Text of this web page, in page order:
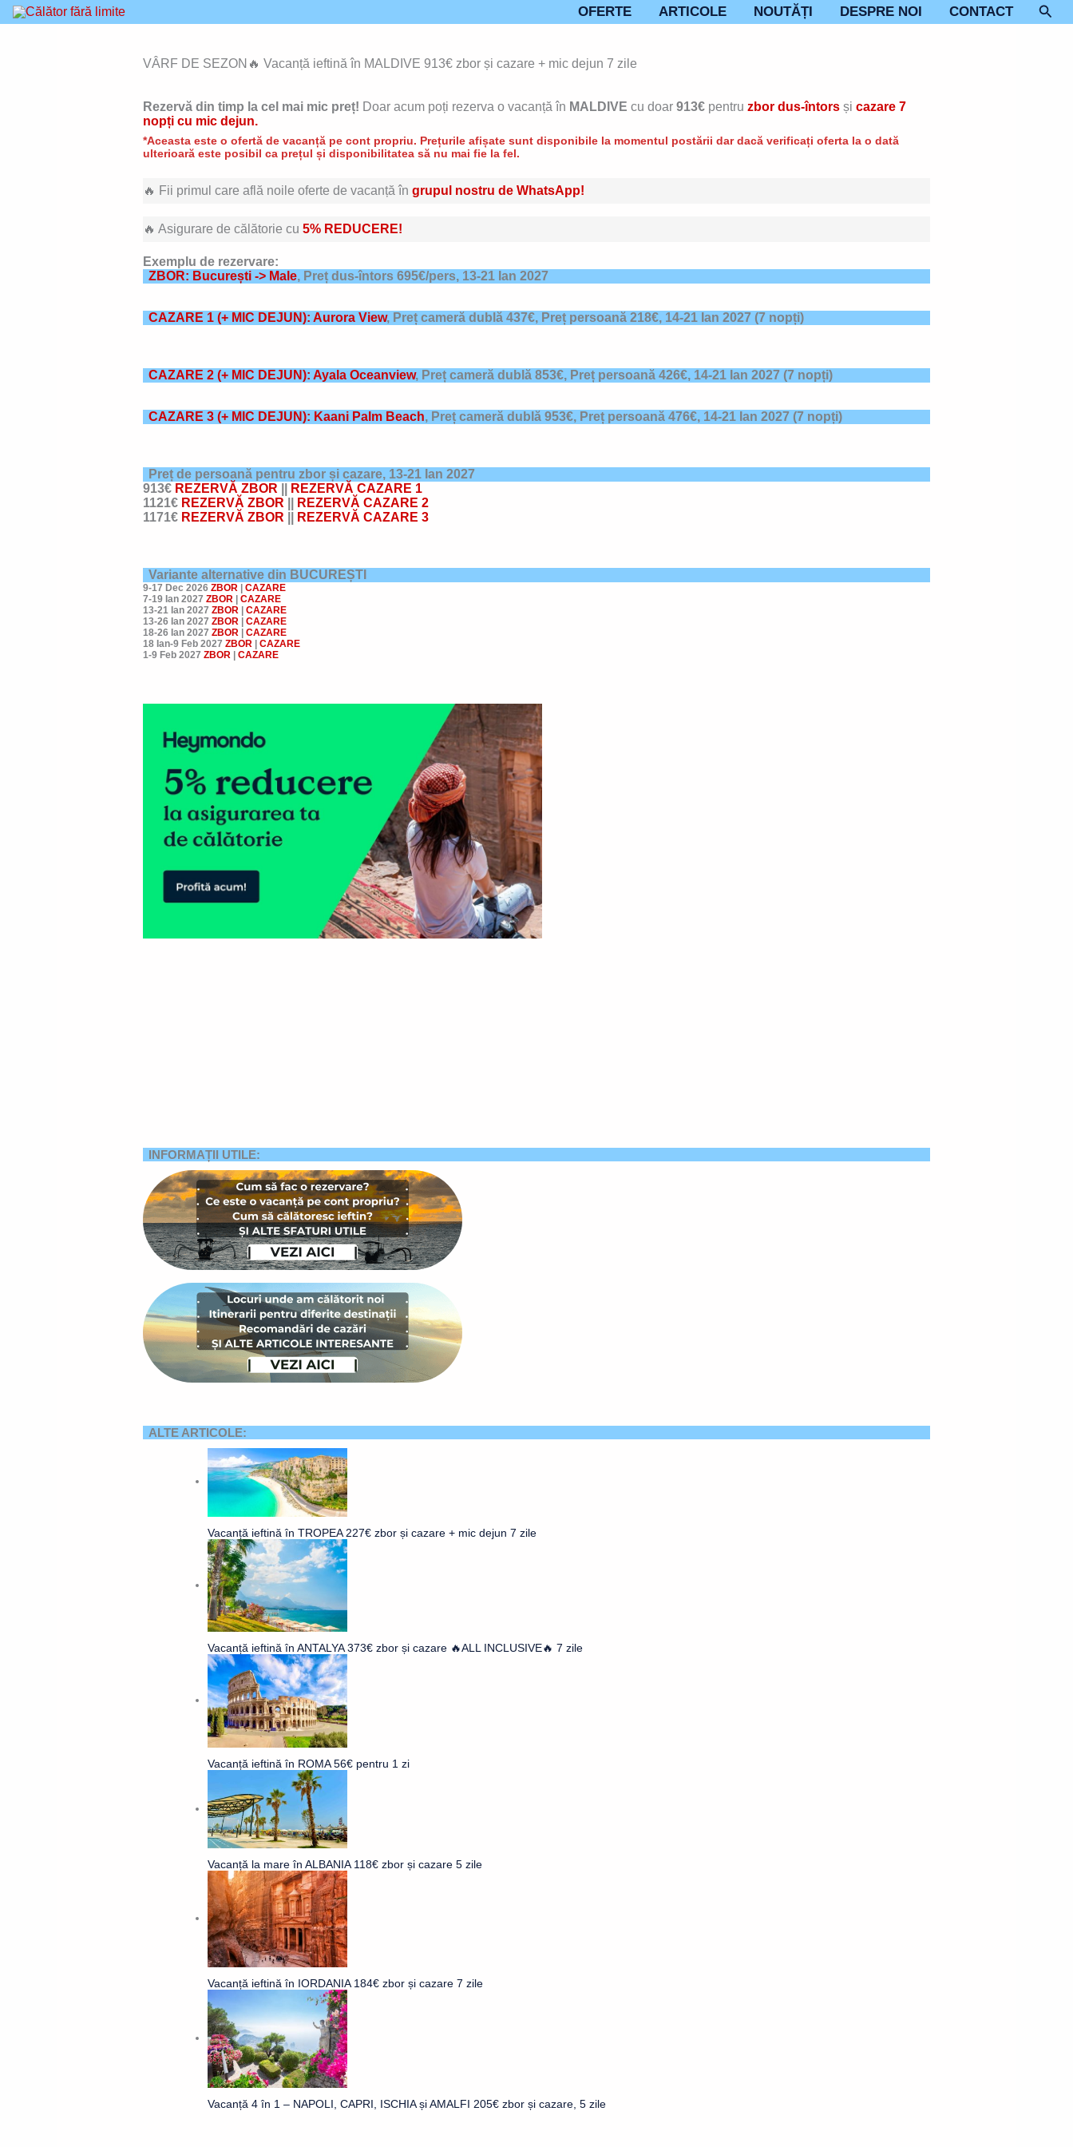
Skip
OFERTE ARTICOLE NOUTĂȚI DESPRE NOI CONTACT
VÂRF DE SEZON🔥 Vacanță ieftină în MALDIVE 913€ zbor și cazare + mic dejun 7 zile
Rezervă din timp la cel mai mic preț! Doar acum poți rezerva o vacanță în MALDIVE cu doar 913€pentru zbor dus-întorsși cazare 7
nopți cu mic dejun.
*Aceasta este o ofertă de vacanță pe cont propriu. Prețurile afișate sunt disponibile la momentul postării dar dacă verificați oferta la o dată
ulterioară este posibil ca prețul și disponibilitatea să nu mai fie la fel.
🔥 Fii primul care află noile oferte de vacanță în grupul nostru de WhatsApp!
🔥 Asigurare de călătorie cu 5% REDUCERE!
Exemplu de rezervare:
ZBOR: București -> Male, Preț dus-întors 695€/pers, 13-21 Ian 2027
CAZARE 1 (+ MIC DEJUN): Aurora View, Preț cameră dublă 437€, Preț persoană 218€, 14-21 Ian 2027(7 nopți)
CAZARE 2 (+ MIC DEJUN): Ayala Oceanview, Preț cameră dublă 853€, Preț persoană 426€, 14-21 Ian 2027(7 nopți)
CAZARE 3 (+ MIC DEJUN): Kaani Palm Beach, Preț cameră dublă 953€, Preț persoană 476€, 14-21 Ian 2027(7 nopți)
Preț de persoană pentru zbor și cazare, 13-21 Ian 2027
913€ REZERVĂ ZBOR
REZERVĂ CAZARE 1
1121€ REZERVĂ ZBOR
REZERVĂ CAZARE 2
1171€ REZERVĂ ZBOR REZERVĂ CAZARE 3
Variante alternative din BUCUREȘTI
9-17 Dec 2026 ZBOR
CAZARE
7-19 Ian 2027 ZBOR| CAZARE
13-21 Ian 2027 ZBOR| CAZARE
13-26 Ian 2027 ZBOR| CAZARE
18-26 Ian 2027 ZBOR| CAZARE
18 Ian-9 Feb 2027 ZBOR| CAZARE
1-9 Feb 2027 ZBOR| CAZARE
INFORMAȚII UTILE:
ALTE ARTICOLE:
Vacanță ieftină în TROPEA 227€ zbor și cazare + mic dejun 7 zile
Vacanță ieftină în ANTALYA 373€ zbor și cazare 🔥ALL INCLUSIVE🔥 7 zile
Vacanță ieftină în ROMA 56€ pentru 1 zi
Vacanță la mare în ALBANIA 118€ zbor și cazare 5 zile
Vacanță ieftină în IORDANIA 184€ zbor și cazare 7 zile
Vacanță 4 în 1 – NAPOLI, CAPRI, ISCHIA și AMALFI 205€ zbor și cazare, 5 zile